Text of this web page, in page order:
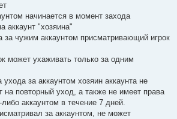
начинается в момент захода
аккаунт "хозяина"
за чужим аккаунтом присматривающий игрок
может ухаживать только за одним
за аккаунтом хозяин аккаунта не
на повторный уход, а также не имеет права
аккаунтом в течение 7 дней.
за аккаунтом, не может